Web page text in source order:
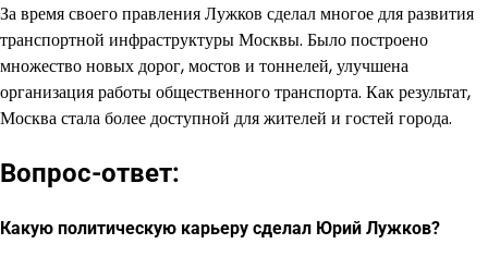
За время своего правления Лужков сделал многое для развития
транспортной инфраструктуры Москвы. Было построено
множество новых дорог, мостов и тоннелей, улучшена
организация работы общественного транспорта. Как результат,
Москва стала более доступной для жителей и гостей города.
Вопрос-ответ:
Какую политическую карьеру сделал Юрий Лужков?